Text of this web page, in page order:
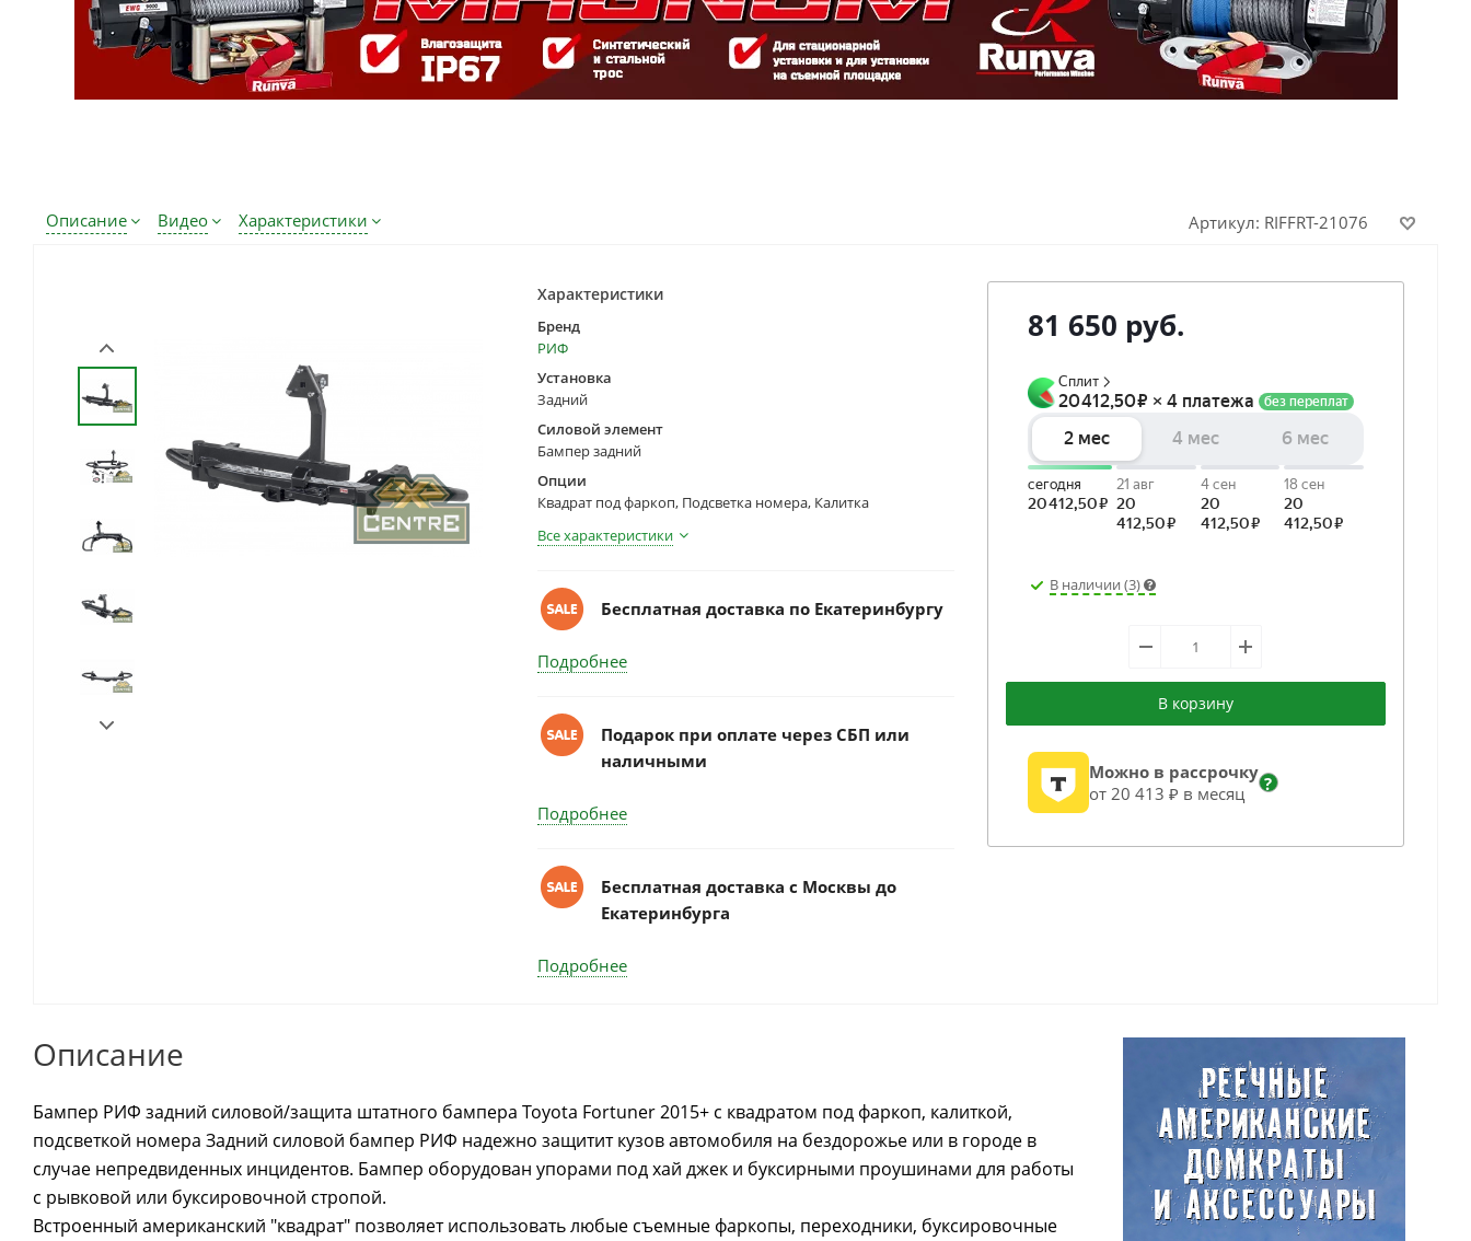
Описание Видео Характеристики Артикул: RIFFRT-21076
Характеристики
Бренд
РИФ
Установка
Задний
Силовой элемент
Бампер задний
Опции
Квадрат под фаркоп, Подсветка номера, Калитка
Все характеристики
Бесплатная доставка по Екатеринбургу
Подробнее
Подарок при оплате через СБП или
наличными
Подробнее
Бесплатная доставка c Москвы до
Екатеринбурга
Подробнее
81 650 руб.
В наличии (3)
В корзину
Можно в рассрочку
от 20 413 ₽ в месяц
?
Описание
Бампер РИФ задний силовой/защита штатного бампера Toyota Fortuner 2015+ c квадратом под фаркоп, калиткой,
подсветкой номера Задний силовой бампер РИФ надежно защитит кузов автомобиля на бездорожье или в городе в
случае непредвиденных инцидентов. Бампер оборудован упорами под хай джек и буксирными проушинами для работы
с рывковой или буксировочной стропой.
Встроенный американский "квадрат" позволяет использовать любые съемные фаркопы, переходники, буксировочные